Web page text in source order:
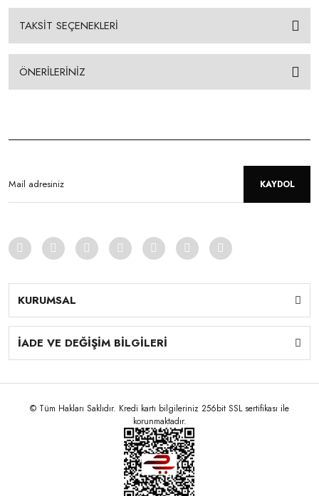
TAKSİT SEÇENEKLERİ
ÖNERİLERİNİZ
KAYDOL
KURUMSAL
İADE VE DEĞİŞİM BİLGİLERİ
© Tüm Hakları Saklıdır. Kredi kartı bilgileriniz 256bit SSL sertifikası ile
korunmaktadır.